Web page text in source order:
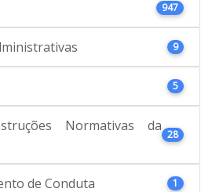
947
9
5
Normativas da
28
de Conduta 1